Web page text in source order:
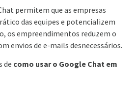
permitem que as empresas
das equipes e potencializem
os empreendimentos reduzem o
envios de e-mails desnecessários.
de como usar o Google Chat em